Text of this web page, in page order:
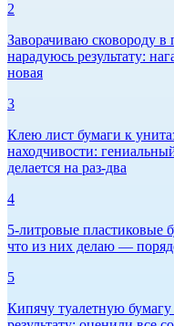
2
Заворачиваю сковороду
нарадуюсь результату:
новая
3
Клею лист бумаги к
находчивости:
делается на раз-два
4
5-литровые пластиковые
что из них делаю —
5
Кипячу туалетную бумагу